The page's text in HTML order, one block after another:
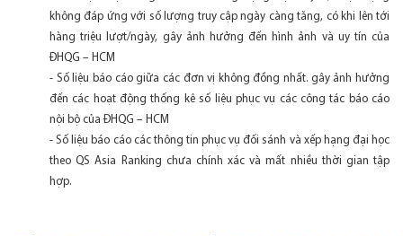
không đáp ứng với số lượng truy cập ngày càng tăng, có khi lên tới
hàng triệu lượt/ngày, gây ảnh hưởng đến hình ảnh và uy tín của
ĐHQG – HCM
- Số liệu báo cáo giữa các đơn vị không đồng nhất. gây ảnh hưởng
đến các hoạt động thống kê số liệu phục vụ các công tác báo cáo
nội bộ của ĐHQG – HCM
- Số liệu báo cáo các thông tin phục vụ đối sánh và xếp hạng đại học
theo QS Asia Ranking chưa chính xác và mất nhiều thời gian tập
hợp.